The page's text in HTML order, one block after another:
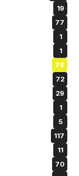
19
77
1
1
78
72
29
1
5
117
11
70